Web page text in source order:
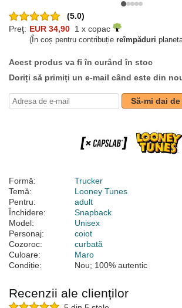
(5.0)
Preţ: EUR 34,90 1 x copac
(În coș pentru contribuție reîmpăduri
Acest produs va fi în curând în stoc
Doriți să primiți un e-mail când este din
Să-mi dai
Formă:
Trucker
Temă:
Looney Tunes
Pentru:
adult
Închidere:
Snapback
Model:
Unisex
Personaj:
coiot
Cozoroc:
curbată
Culoare:
Maro
Condiție:
Nou; 100% autentic
Recenzii ale clienților